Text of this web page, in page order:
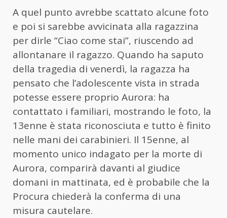
A quel punto avrebbe scattato alcune foto
e poi si sarebbe avvicinata alla ragazzina
per dirle “Ciao come stai”, riuscendo ad
allontanare il ragazzo. Quando ha saputo
della tragedia di venerdì, la ragazza ha
pensato che l’adolescente vista in strada
potesse essere proprio Aurora: ha
contattato i familiari, mostrando le foto, la
13enne è stata riconosciuta e tutto è finito
nelle mani dei carabinieri. Il 15enne, al
momento unico indagato per la morte di
Aurora, comparirà davanti al giudice
domani in mattinata, ed è probabile che la
Procura chiederà la conferma di una
misura cautelare.